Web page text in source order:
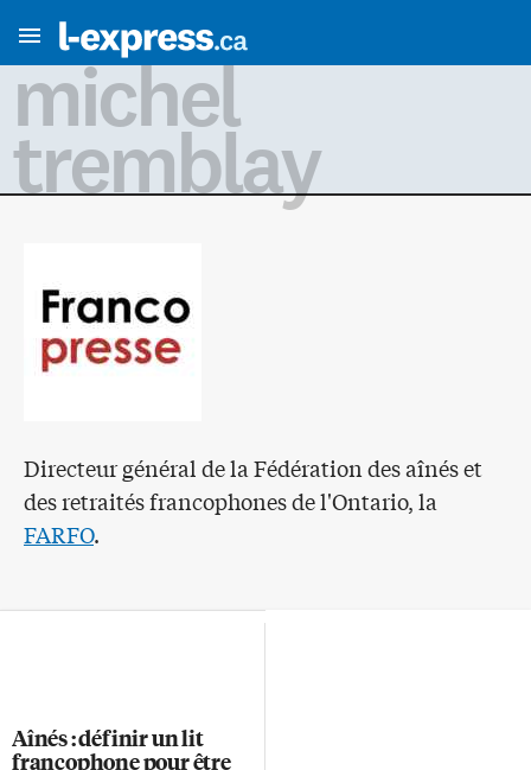
michel
tremblay
Directeur général de la Fédération des aînés et
des retraités francophones de l'Ontario, la
FARFO.
Aînés : définir un lit
francophone pour être